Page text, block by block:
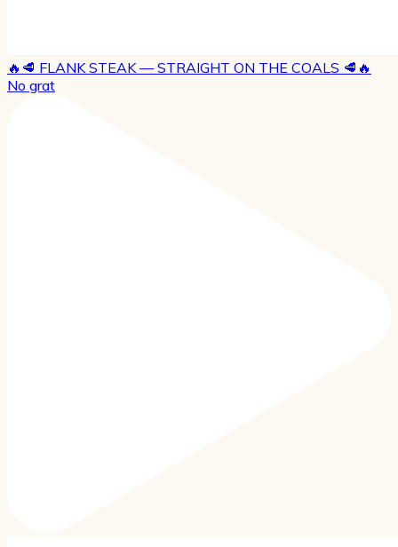
🔥🥩 FLANK STEAK — STRAIGHT ON THE COALS 🥩🔥
No grat